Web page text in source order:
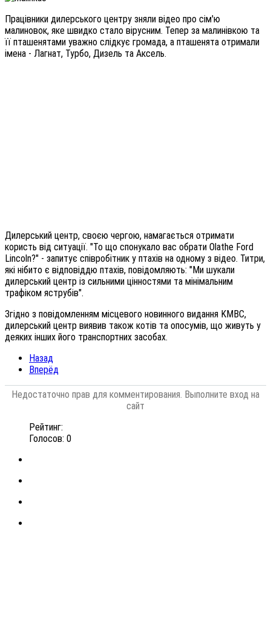
Працівники дилерського центру зняли відео про сім'ю
малиновок, яке швидко стало вірусним. Тепер за малинівкою та
її пташенятами уважно слідкує громада, а пташенята отримали
імена - Лагнат, Турбо, Дизель та Аксель.
Дилерський центр, своєю чергою, намагається отримати
користь від ситуації. "То що спонукало вас обрати Olathe Ford
Lincoln?" - запитує співробітник у птахів на одному з відео. Титри,
які нібито є відповіддю птахів, повідомляють: "Ми шукали
дилерський центр із сильними цінностями та мінімальним
трафіком яструбів".
Згідно з повідомленням місцевого новинного видання KMBC,
дилерський центр виявив також котів та опосумів, що живуть у
деяких інших його транспортних засобах.
Назад
Вперёд
Недостаточно прав для комментирования. Выполните вход на
сайт
Рейтинг:
Голосов: 0